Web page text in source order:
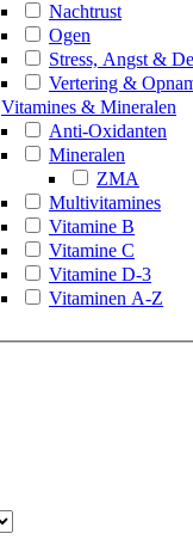
Nachtrust
Ogen
Stress, Angst &
Vertering &
Vitamines & Mineralen
Anti-Oxidanten
Mineralen
ZMA
Multivitamines
Vitamine B
Vitamine C
Vitamine D-3
Vitaminen A-Z